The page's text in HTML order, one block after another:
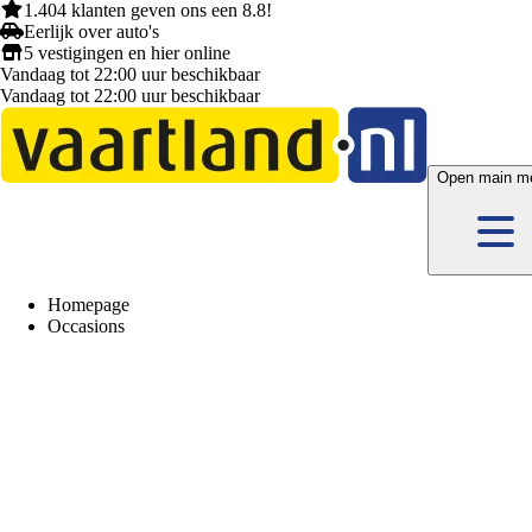
1.404 klanten geven ons een 8.8!
Eerlijk over auto's
5 vestigingen en hieronline
Vandaag tot 22:00 uur beschikbaar
Vandaag tot 22:00 uur beschikbaar
Open main
Homepage
Occasions